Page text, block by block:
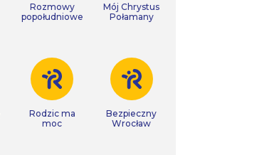
Rozmowy
popołudniowe
Mój Chrystus
Połamany
Rodzic ma
moc
Bezpieczny
Wrocław